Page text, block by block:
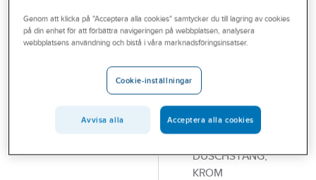
Branscher
Övriga duschanordningar
Glidfäste 402,
NGL
NGL GLIDLED FÖR
HANDDUSCH FÖR
BEFINTLIG
DUSCHSTÅNG,
KROM
Genom att klicka på "Acceptera alla cookies" samtycker du till lagring av cookies
på din enhet för att förbättra navigeringen på webbplatsen, analysera
webbplatsens användning och bistå i våra marknadsföringsinsatser.
Cookie-inställningar
Avvisa alla Acceptera alla cookies